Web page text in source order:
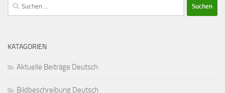
Suchen
nach:
KATAGORIEN
Aktuelle Beiträge Deutsch
Bildbeschreibung Deutsch